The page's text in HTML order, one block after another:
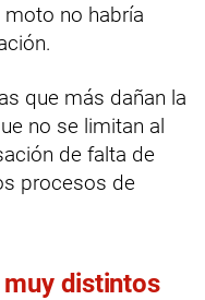
no habría
que más dañan la
no se limitan al
de falta de
procesos de
distintos